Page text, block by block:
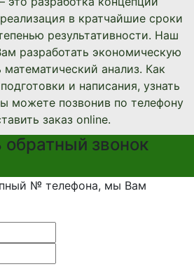
в кратчайшие сроки
результативности. Наш
разработать экономическую
математический анализ. Как
и написания, узнать
можете позвонив по телефону
заказ online.
обратный звонок
№ телефона, мы Вам